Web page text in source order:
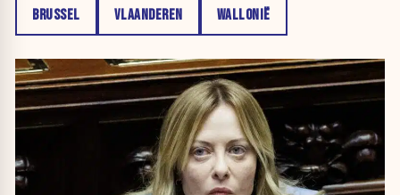
BRUSSEL VLAANDEREN WALLONIË